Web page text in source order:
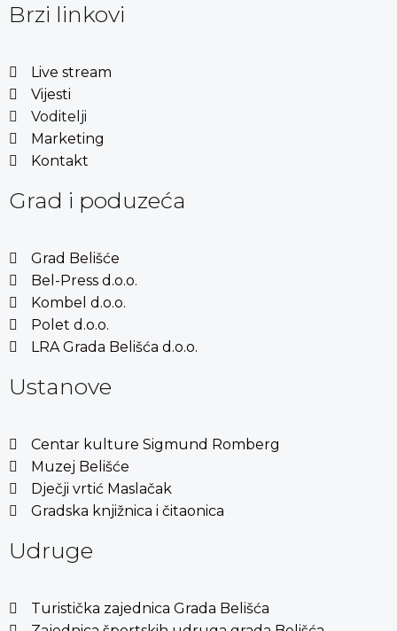
Brzi linkovi
Live stream
Vijesti
Voditelji
Marketing
Kontakt
Grad i poduzeća
Grad Belišće
Bel-Press d.o.o.
Kombel d.o.o.
Polet d.o.o.
LRA Grada Belišća d.o.o.
Ustanove
Centar kulture Sigmund Romberg
Muzej Belišće
Dječji vrtić Maslačak
Gradska knjižnica i čitaonica
Udruge
Turistička zajednica Grada Belišća